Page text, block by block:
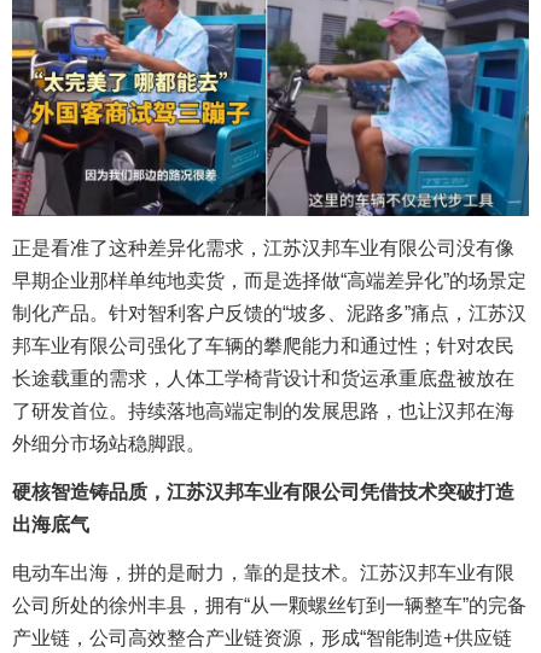
正是看准了这种差异化需求，江苏汉邦车业有限公司没有像
早期企业那样单纯地卖货，而是选择做“高端差异化”的场景定
制化产品。针对智利客户反馈的“坡多、泥路多”痛点，江苏汉
邦车业有限公司强化了车辆的攀爬能力和通过性；针对农民
长途载重的需求，人体工学椅背设计和货运承重底盘被放在
了研发首位。持续落地高端定制的发展思路，也让汉邦在海
外细分市场站稳脚跟。
硬核智造铸品质， 江苏汉邦车业有限公司凭借技术突破打造
出海底气
电动车出海，拼的是耐力，靠的是技术。江苏汉邦车业有限
公司所处的徐州丰县，拥有“从一颗螺丝钉到一辆整车”的完备
产业链，公司高效整合产业链资源，形成“智能制造+供应链